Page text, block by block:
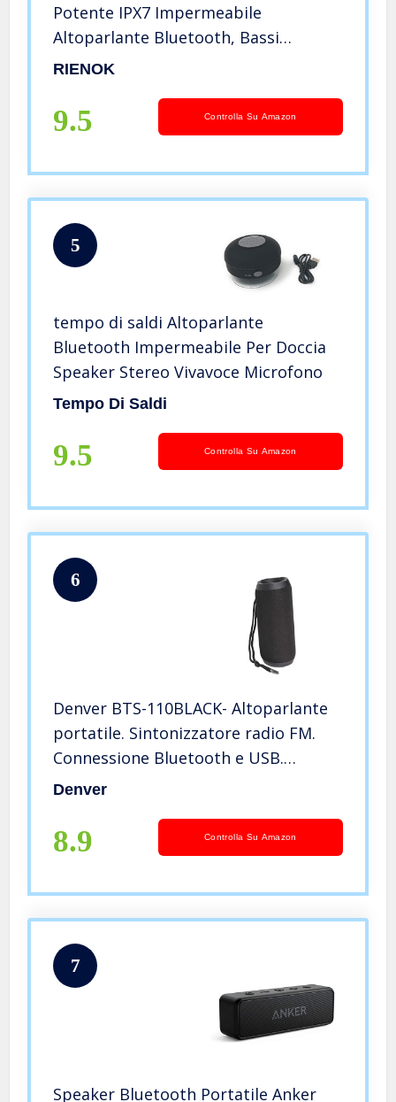
Potente IPX7 Impermeabile
Altoparlante Bluetooth, Bassi
Potenti, Bluetooth 5.3, Luce LED, AUX
RIENOK
9.5 Controlla Su Amazon
5
tempo di saldi Altoparlante
Bluetooth Impermeabile Per Doccia
Speaker Stereo Vivavoce Microfono
Tempo Di Saldi
9.5 Controlla Su Amazon
6
Denver BTS-110BLACK- Altoparlante
portatile. Sintonizzatore radio FM.
Connessione Bluetooth e USB.
Ingresso AUX e slot per scheda SD.
Volume: 10 W. Nero
Denver
8.9 Controlla Su Amazon
7
Speaker Bluetooth Portatile Anker